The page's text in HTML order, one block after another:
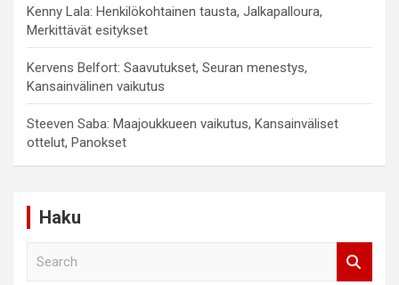
Kenny Lala: Henkilökohtainen tausta, Jalkapalloura,
Merkittävät esitykset
Kervens Belfort: Saavutukset, Seuran menestys,
Kansainvälinen vaikutus
Steeven Saba: Maajoukkueen vaikutus, Kansainväliset
ottelut, Panokset
Haku